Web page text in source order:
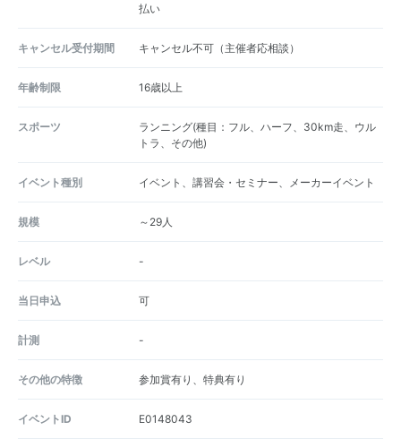
払い
キャンセル受付期間 キャンセル不可（主催者応相談）
年齢制限 16歳以上
スポーツ
ランニング(種目：フル、ハーフ、30km走、ウル
トラ、その他)
イベント種別 イベント、講習会・セミナー、メーカーイベント
規模 ～29人
レベル -
当日申込 可
計測 -
その他の特徴 参加賞有り、特典有り
イベントID E0148043